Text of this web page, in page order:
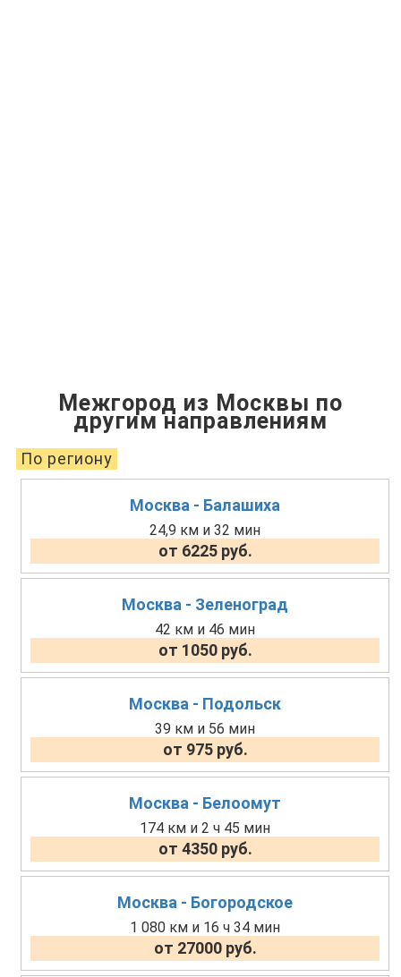
Межгород из Москвы по
другим направлениям
По региону
Москва - Балашиха
24,9 км и 32 мин
от 6225 руб.
Москва - Зеленоград
42 км и 46 мин
от 1050 руб.
Москва - Подольск
39 км и 56 мин
от 975 руб.
Москва - Белоомут
174 км и 2 ч 45 мин
от 4350 руб.
Москва - Богородское
1 080 км и 16 ч 34 мин
от 27000 руб.